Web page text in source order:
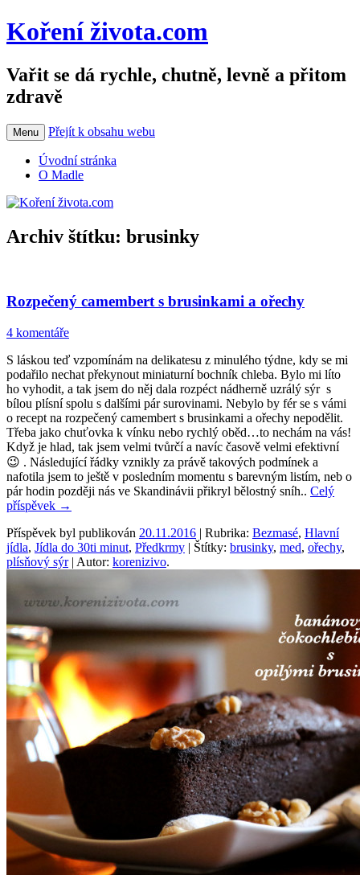
Koření života.com
Vařit se dá rychle, chutně, levně a přitom
zdravě
Menu Přejít k obsahu webu
Úvodní stránka
O Madle
Archiv štítku: brusinky
Rozpečený camembert s brusinkami a ořechy
4 komentáře
S láskou teď vzpomínám na delikatesu z minulého týdne, kdy se mi
podařilo nechat překynout miniaturní bochník chleba. Bylo mi líto
ho vyhodit, a tak jsem do něj dala rozpéct nádherně uzrálý sýr s
bílou plísní spolu s dalšími pár surovinami. Nebylo by fér se s vámi
o recept na rozpečený camembert s brusinkami a ořechy nepodělit.
Třeba jako chuťovka k vínku nebo rychlý oběd…to nechám na vás!
Když je hlad, tak jsem velmi tvůrčí a navíc časově velmi efektivní
😉 . Následující řádky vznikly za právě takových podmínek a
nafotila jsem to ještě v posledním momentu s barevným listím, neb o
pár hodin později nás ve Skandinávii přikryl bělostný sníh.. Celý
příspěvek →
Příspěvek byl publikován 20.11.2016 | Rubrika: Bezmasé, Hlavní
jídla, Jídla do 30ti minut, Předkrmy | Štítky: brusinky, med, ořechy,
plísňový sýr| Autor: korenizivo.